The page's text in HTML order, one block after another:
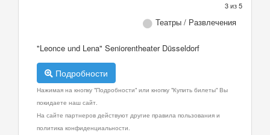
3из5
Театры / Развлечения
"Leonce und Lena" Seniorentheater Düsseldorf
Подробности
Нажимая на кнопку "Подробности" или кнопку "Купить билеты" Вы
покидаете наш сайт.
На сайте партнеров действуют другие правила пользования и
политика конфиденциальности.